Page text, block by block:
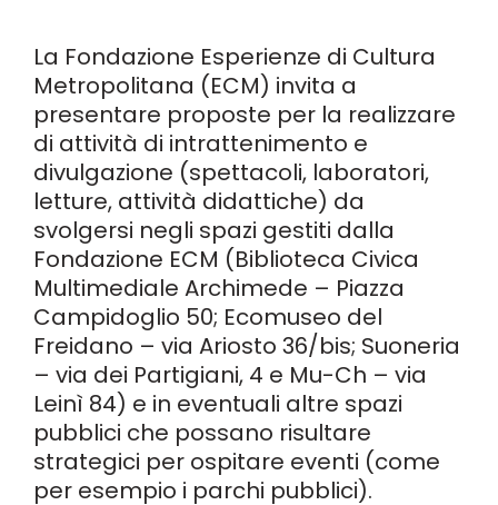
La Fondazione Esperienze di Cultura
Metropolitana (ECM) invita a
presentare proposte per la realizzare
di attività di intrattenimento e
divulgazione (spettacoli, laboratori,
letture, attività didattiche) da
svolgersi negli spazi gestiti dalla
Fondazione ECM (Biblioteca Civica
Multimediale Archimede – Piazza
Campidoglio 50; Ecomuseo del
Freidano – via Ariosto 36/bis; Suoneria
– via dei Partigiani, 4 e Mu-Ch – via
Leinì 84) e in eventuali altre spazi
pubblici che possano risultare
strategici per ospitare eventi (come
per esempio i parchi pubblici).